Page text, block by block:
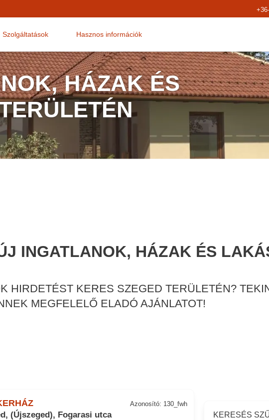
Szolgáltatások Hasznos információk
HÁZAK ÉS
INGATLANOK, HÁZAK ÉS
HIRDETÉST KERES SZEGED TERÜLETÉN?
MEGFELELŐ ELADÓ AJÁNLATOT!
(Újszeged), Fogarasi utca
Azonosító: 130_fwh
KERESÉS